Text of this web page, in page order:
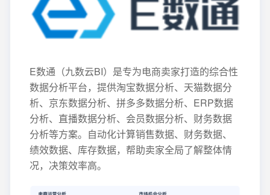
E数通（九数云BI）是专为电商卖家打造的综合性
数据分析平台，提供淘宝数据分析、天猫数据分
析、京东数据分析、拼多多数据分析、ERP数据
分析、直播数据分析、会员数据分析、财务数据
分析等方案。自动化计算销售数据、财务数据、
绩效数据、库存数据，帮助卖家全局了解整体情
况，决策效率高。